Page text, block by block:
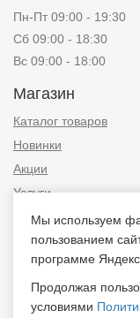
Пн-Пт 09:00 - 19:30
Сб 09:00 - 18:30
Вс 09:00 - 18:00
Магазин
Каталог товаров
Новинки
Акции
Услуги
Информация
Публичная оферта
Новости и советы
Контакты
Мы используем
пользованием
программе
Продолжая
условиями